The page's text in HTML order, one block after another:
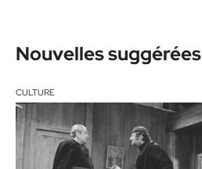
Nouvelles suggérées
CULTURE